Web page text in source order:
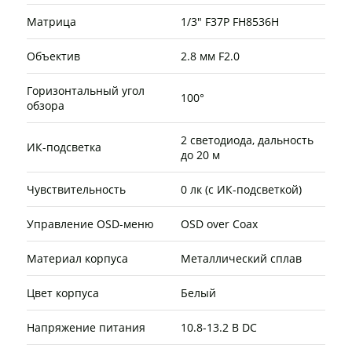
Матрица 1/3" F37P FH8536H
Объектив 2.8 мм F2.0
Горизонтальный угол
обзора
100°
ИК-подсветка
2 светодиода, дальность
до 20 м
Чувствительность 0 лк (с ИК-подсветкой)
Управление OSD-меню OSD over Сoax
Материал корпуса Металлический сплав
Цвет корпуса Белый
Напряжение питания 10.8-13.2 В DC